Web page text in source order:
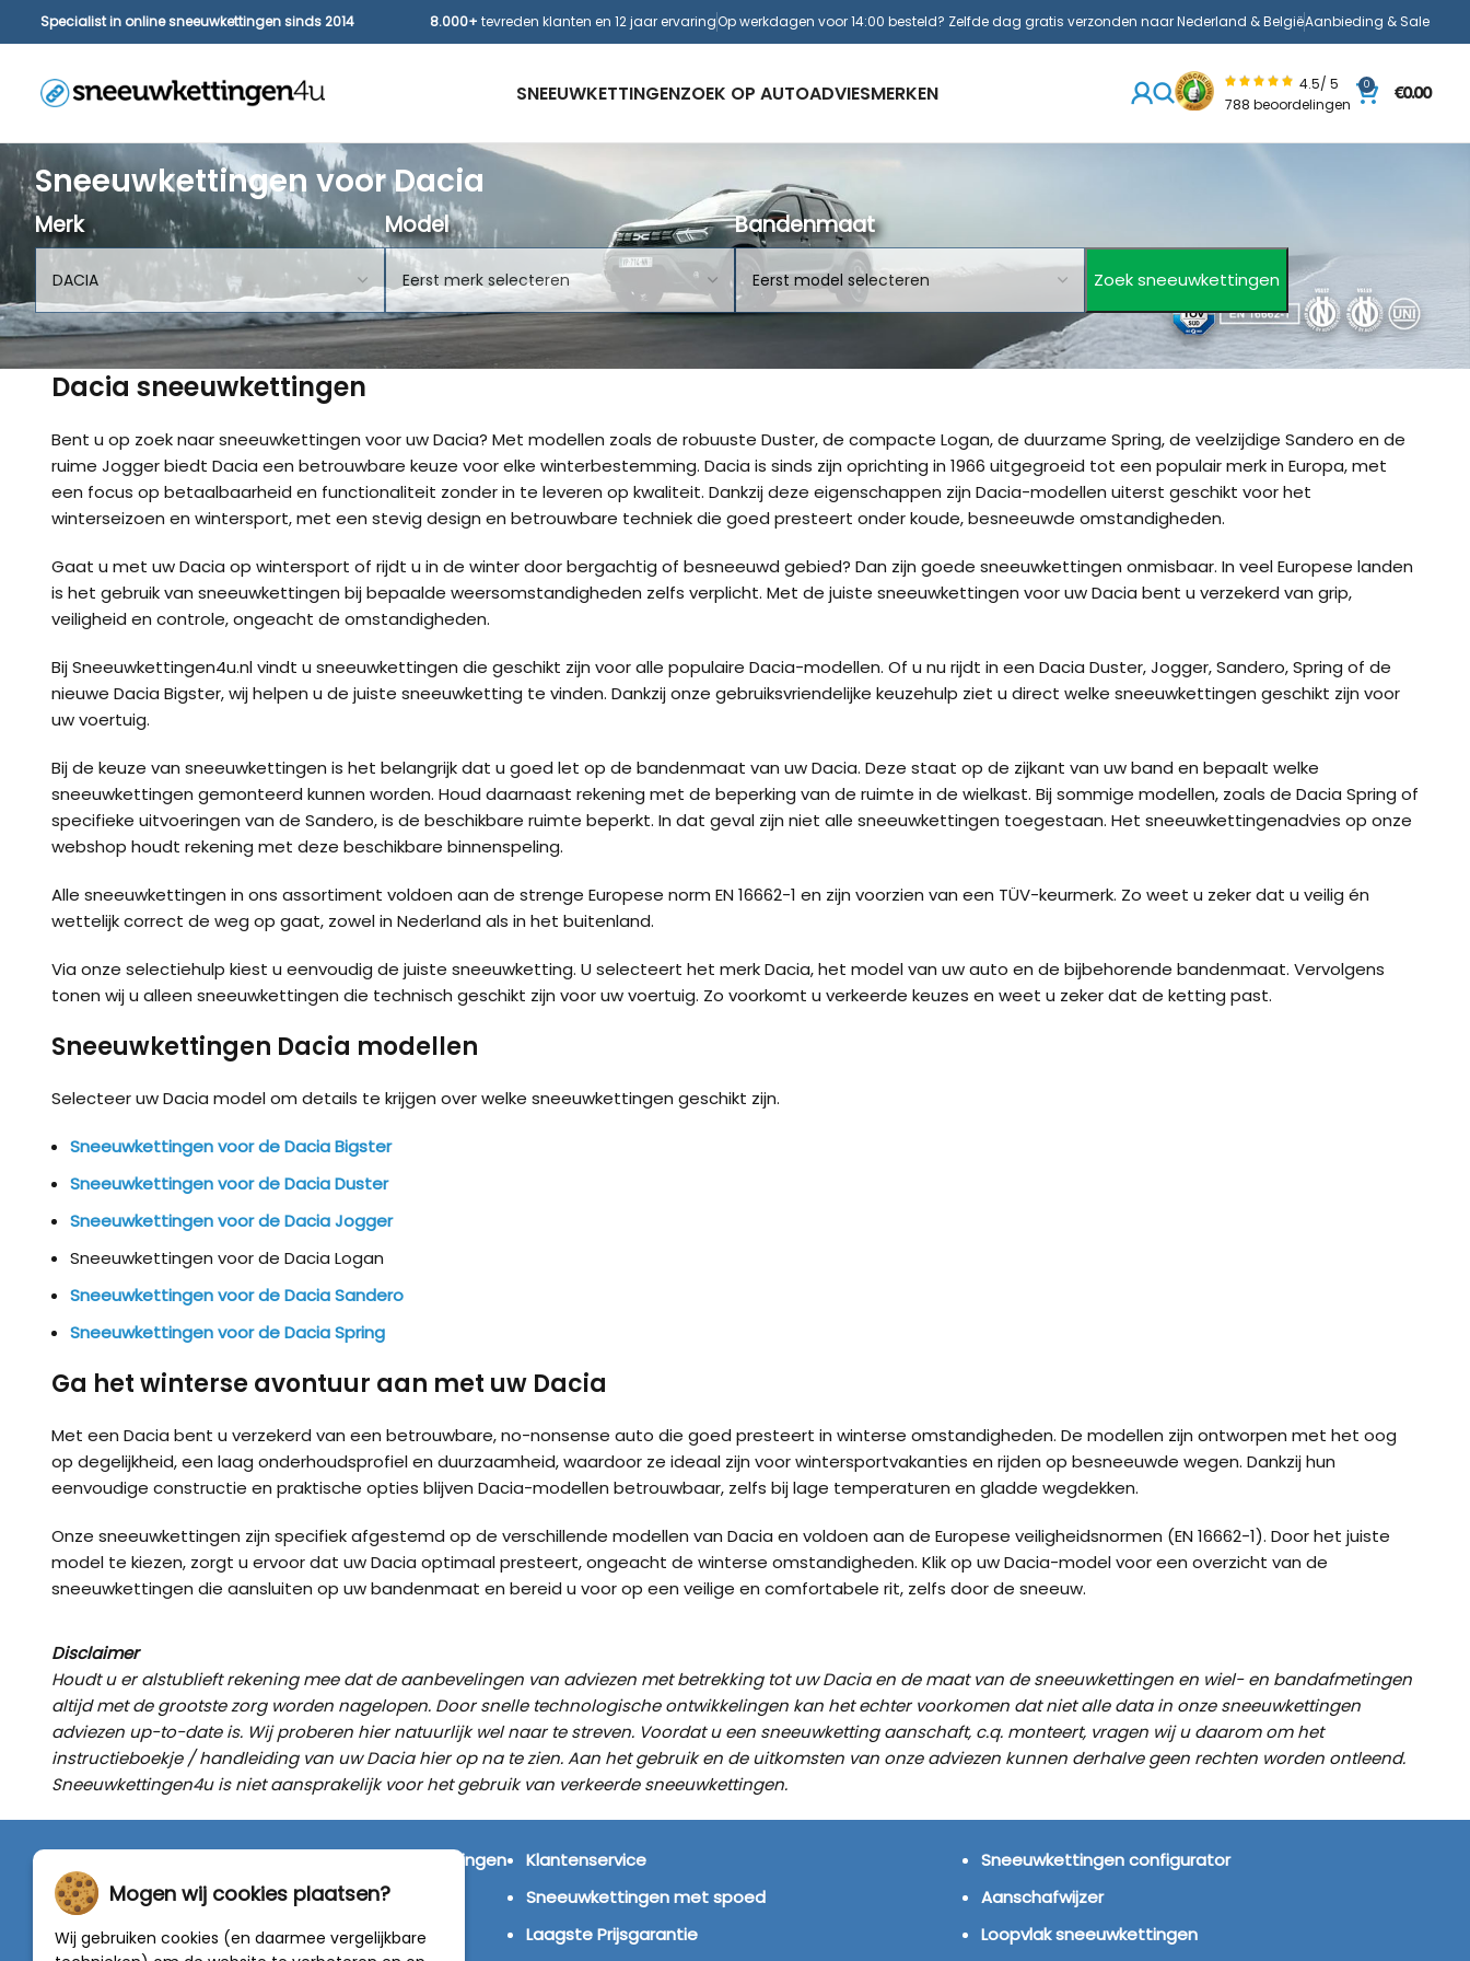
Specialist in online sneeuwkettingen sinds 2014 8.000+ tevreden klanten en 12 jaar ervaringOp werkdagen voor 14:00 besteld? Zelfde dag gratis verzonden naar Nederland & BelgiëAanbieding & Sale
SNEEUWKETTINGENZOEK OP AUTOADVIESMERKEN
4.5/ 5
788 beoordelingen
0
€0.00
Sneeuwkettingen voor Dacia
Merk Model Bandenmaat
Dacia sneeuwkettingen
Bent u op zoek naar sneeuwkettingen voor uw Dacia? Met modellen zoals de robuuste Duster, de compacte Logan, de duurzame Spring, de veelzijdige Sandero en de
ruime Jogger biedt Dacia een betrouwbare keuze voor elke winterbestemming. Dacia is sinds zijn oprichting in 1966 uitgegroeid tot een populair merk in Europa, met
een focus op betaalbaarheid en functionaliteit zonder in te leveren op kwaliteit. Dankzij deze eigenschappen zijn Dacia-modellen uiterst geschikt voor het
winterseizoen en wintersport, met een stevig design en betrouwbare techniek die goed presteert onder koude, besneeuwde omstandigheden.
Gaat u met uw Dacia op wintersport of rijdt u in de winter door bergachtig of besneeuwd gebied? Dan zijn goede sneeuwkettingen onmisbaar. In veel Europese landen
is het gebruik van sneeuwkettingen bij bepaalde weersomstandigheden zelfs verplicht. Met de juiste sneeuwkettingen voor uw Dacia bent u verzekerd van grip,
veiligheid en controle, ongeacht de omstandigheden.
Bij Sneeuwkettingen4u.nl vindt u sneeuwkettingen die geschikt zijn voor alle populaire Dacia-modellen. Of u nu rijdt in een Dacia Duster, Jogger, Sandero, Spring of de
nieuwe Dacia Bigster, wij helpen u de juiste sneeuwketting te vinden. Dankzij onze gebruiksvriendelijke keuzehulp ziet u direct welke sneeuwkettingen geschikt zijn voor
uw voertuig.
Bij de keuze van sneeuwkettingen is het belangrijk dat u goed let op de bandenmaat van uw Dacia. Deze staat op de zijkant van uw band en bepaalt welke
sneeuwkettingen gemonteerd kunnen worden. Houd daarnaast rekening met de beperking van de ruimte in de wielkast. Bij sommige modellen, zoals de Dacia Spring of
specifieke uitvoeringen van de Sandero, is de beschikbare ruimte beperkt. In dat geval zijn niet alle sneeuwkettingen toegestaan. Het sneeuwkettingenadvies op onze
webshop houdt rekening met deze beschikbare binnenspeling.
Alle sneeuwkettingen in ons assortiment voldoen aan de strenge Europese norm EN 16662-1 en zijn voorzien van een TÜV-keurmerk. Zo weet u zeker dat u veilig én
wettelijk correct de weg op gaat, zowel in Nederland als in het buitenland.
Via onze selectiehulp kiest u eenvoudig de juiste sneeuwketting. U selecteert het merk Dacia, het model van uw auto en de bijbehorende bandenmaat. Vervolgens
tonen wij u alleen sneeuwkettingen die technisch geschikt zijn voor uw voertuig. Zo voorkomt u verkeerde keuzes en weet u zeker dat de ketting past.
Sneeuwkettingen Dacia modellen
Selecteer uw Dacia model om details te krijgen over welke sneeuwkettingen geschikt zijn.
Sneeuwkettingen voor de Dacia Bigster
Sneeuwkettingen voor de Dacia Duster
Sneeuwkettingen voor de Dacia Jogger
Sneeuwkettingen voor de Dacia Logan
Sneeuwkettingen voor de Dacia Sandero
Sneeuwkettingen voor de Dacia Spring
Ga het winterse avontuur aan met uw Dacia
Met een Dacia bent u verzekerd van een betrouwbare, no-nonsense auto die goed presteert in winterse omstandigheden. De modellen zijn ontworpen met het oog
op degelijkheid, een laag onderhoudsprofiel en duurzaamheid, waardoor ze ideaal zijn voor wintersportvakanties en rijden op besneeuwde wegen. Dankzij hun
eenvoudige constructie en praktische opties blijven Dacia-modellen betrouwbaar, zelfs bij lage temperaturen en gladde wegdekken.
Onze sneeuwkettingen zijn specifiek afgestemd op de verschillende modellen van Dacia en voldoen aan de Europese veiligheidsnormen (EN 16662-1). Door het juiste
model te kiezen, zorgt u ervoor dat uw Dacia optimaal presteert, ongeacht de winterse omstandigheden. Klik op uw Dacia-model voor een overzicht van de
sneeuwkettingen die aansluiten op uw bandenmaat en bereid u voor op een veilige en comfortabele rit, zelfs door de sneeuw.
Disclaimer
Houdt u er alstublieft rekening mee dat de aanbevelingen van adviezen met betrekking tot uw Dacia en de maat van de sneeuwkettingen en wiel- en bandafmetingen
altijd met de grootste zorg worden nagelopen. Door snelle technologische ontwikkelingen kan het echter voorkomen dat niet alle data in onze sneeuwkettingen
adviezen up-to-date is. Wij proberen hier natuurlijk wel naar te streven. Voordat u een sneeuwketting aanschaft, c.q. monteert, vragen wij u daarom om het
instructieboekje / handleiding van uw Dacia hier op na te zien. Aan het gebruik en de uitkomsten van onze adviezen kunnen derhalve geen rechten worden ontleend.
Sneeuwkettingen4u is niet aansprakelijk voor het gebruik van verkeerde sneeuwkettingen.
sneeuwkettingen
van alleen de beste merken zoals Pewag, König,
Weissenfels, Maggi en RÜD.
Klantenservice
Sneeuwkettingen met spoed
Laagste Prijsgarantie
Sneeuwkettingen configurator
Aanschafwijzer
Loopvlak sneeuwkettingen
Mogen wij cookies plaatsen?
Wij gebruiken cookies (en daarmee vergelijkbare